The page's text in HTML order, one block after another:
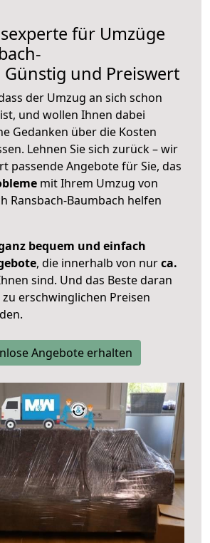
für Umzüge
Günstig und Preiswert
der Umzug an sich schon
und wollen Ihnen dabei
Gedanken über die Kosten
Lehnen Sie sich zurück – wir
passende Angebote für Sie, das
mit Ihrem Umzug von
Ransbach-Baumbach helfen
bequem und einfach
, die innerhalb von nurca.
sind. Und das Beste daran
zu erschwinglichen Preisen
Angebote erhalten